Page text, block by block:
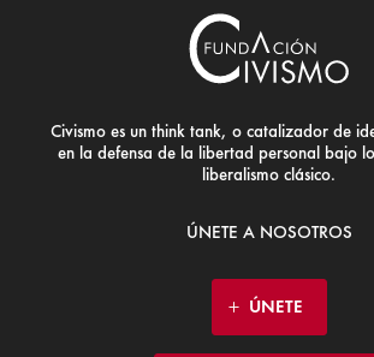
Civismo es un think tank, o catalizador de
en la defensa de la libertad personal bajo
liberalismo clásico.
ÚNETE A NOSOTROS
ÚNETE